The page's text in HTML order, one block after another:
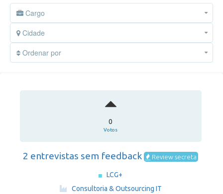
Cargo
Cidade
Ordenar por
0
Votos
2 entrevistas sem feedback Review secreta
LCG+
·
Consultoria & Outsourcing IT